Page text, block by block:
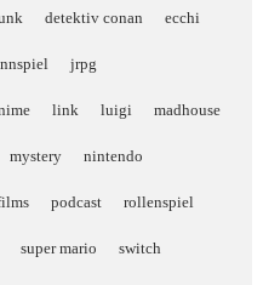
detektiv conan ecchi
jrpg
link luigi madhouse
mystery nintendo
podcast rollenspiel
super mario switch